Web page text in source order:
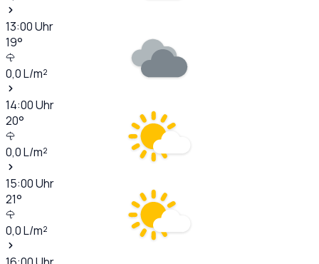
13:00Uhr
19°
0,0L/m²
14:00Uhr
20°
0,0L/m²
15:00Uhr
21°
0,0L/m²